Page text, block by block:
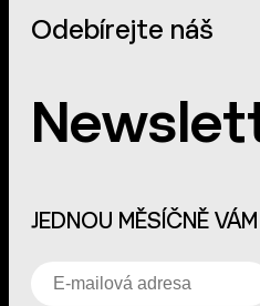
Odebírejte náš
JEDNOU MĚSÍČNĚ